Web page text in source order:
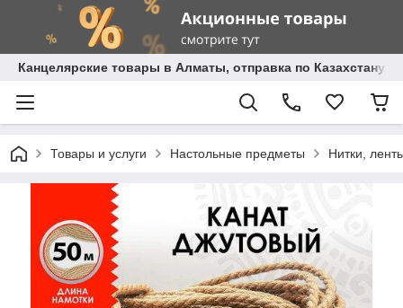
Канцелярские товары в Алматы, отправка по Казахстану.
Товары и услуги Настольные предметы Нитки,